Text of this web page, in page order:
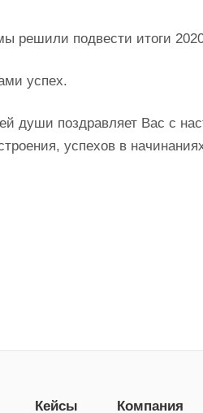
решили подвести итоги
успех.
души поздравляет Вас с
успехов в
Кейсы Компания